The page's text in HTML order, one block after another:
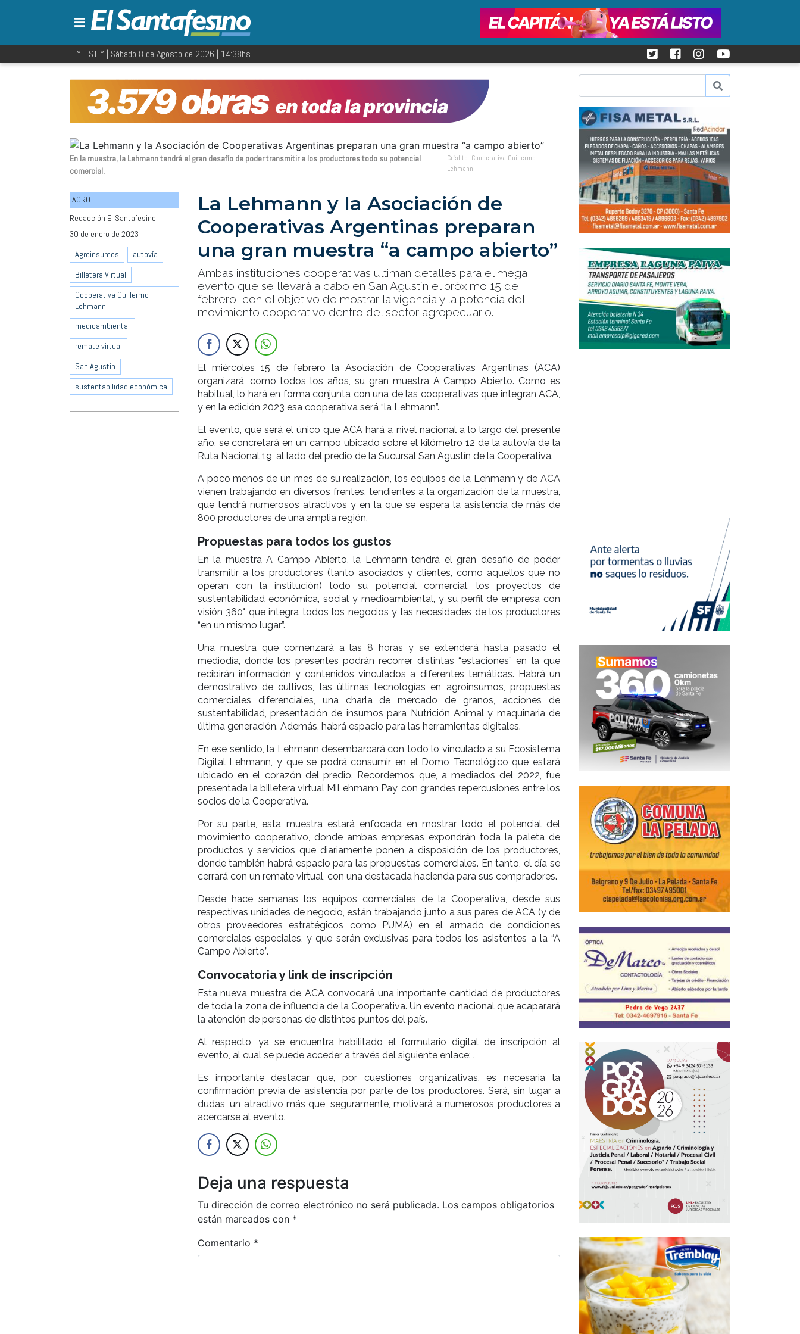
° - ST ° | Sábado 8 de Agosto de 2026 | 14:38hs
En la muestra, la Lehmann tendrá el gran desafío de poder transmitir a los productores todo su potencial
comercial.
Crédito: Cooperativa Guillermo
Lehmann
AGRO
Redacción El Santafesino
30 de enero de 2023
Agroinsumos
autovía
Billetera Virtual
Cooperativa Guillermo
Lehmann
medioambiental
remate virtual
San Agustín
sustentabilidad económica
La Lehmann y la Asociación de
Cooperativas Argentinas preparan
una gran muestra “a campo abierto”
Ambas instituciones cooperativas ultiman detalles para el mega
evento que se llevará a cabo en San Agustín el próximo 15 de
febrero, con el objetivo de mostrar la vigencia y la potencia del
movimiento cooperativo dentro del sector agropecuario.
El miércoles 15 de febrero la Asociación de Cooperativas Argentinas (ACA)
organizará, como todos los años, su gran muestra A Campo Abierto. Como es
habitual, lo hará en forma conjunta con una de las cooperativas que integran ACA,
y en la edición 2023 esa cooperativa será “la Lehmann”.
El evento, que será el único que ACA hará a nivel nacional a lo largo del presente
año, se concretará en un campo ubicado sobre el kilómetro 12 de la autovía de la
Ruta Nacional 19, al lado del predio de la Sucursal San Agustín de la Cooperativa.
A poco menos de un mes de su realización, los equipos de la Lehmann y de ACA
vienen trabajando en diversos frentes, tendientes a la organización de la muestra,
que tendrá numerosos atractivos y en la que se espera la asistencia de más de
800 productores de una amplia región.
Propuestas para todos los gustos
En la muestra A Campo Abierto, la Lehmann tendrá el gran desafío de poder
transmitir a los productores (tanto asociados y clientes, como aquellos que no
operan con la institución) todo su potencial comercial, los proyectos de
sustentabilidad económica, social y medioambiental, y su perfil de empresa con
visión 360° que integra todos los negocios y las necesidades de los productores
“en un mismo lugar”.
Una muestra que comenzará a las 8 horas y se extenderá hasta pasado el
mediodía, donde los presentes podrán recorrer distintas “estaciones” en la que
recibirán información y contenidos vinculados a diferentes temáticas. Habrá un
demostrativo de cultivos, las últimas tecnologías en agroinsumos, propuestas
comerciales diferenciales, una charla de mercado de granos, acciones de
sustentabilidad, presentación de insumos para Nutrición Animal y maquinaria de
última generación. Además, habrá espacio para las herramientas digitales.
En ese sentido, la Lehmann desembarcará con todo lo vinculado a su Ecosistema
Digital Lehmann, y que se podrá consumir en el Domo Tecnológico que estará
ubicado en el corazón del predio. Recordemos que, a mediados del 2022, fue
presentada la billetera virtual MiLehmann Pay, con grandes repercusiones entre los
socios de la Cooperativa.
Por su parte, esta muestra estará enfocada en mostrar todo el potencial del
movimiento cooperativo, donde ambas empresas expondrán toda la paleta de
productos y servicios que diariamente ponen a disposición de los productores,
donde también habrá espacio para las propuestas comerciales. En tanto, el día se
cerrará con un remate virtual, con una destacada hacienda para sus compradores.
Desde hace semanas los equipos comerciales de la Cooperativa, desde sus
respectivas unidades de negocio, están trabajando junto a sus pares de ACA (y de
otros proveedores estratégicos como PUMA) en el armado de condiciones
comerciales especiales, y que serán exclusivas para todos los asistentes a la “A
Campo Abierto”.
Convocatoria y link de inscripción
Esta nueva muestra de ACA convocará una importante cantidad de productores
de toda la zona de influencia de la Cooperativa. Un evento nacional que acaparará
la atención de personas de distintos puntos del país.
Al respecto, ya se encuentra habilitado el formulario digital de inscripción al
evento, al cual se puede acceder a través del siguiente enlace: .
Es importante destacar que, por cuestiones organizativas, es necesaria la
confirmación previa de asistencia por parte de los productores. Será, sin lugar a
dudas, un atractivo más que, seguramente, motivará a numerosos productores a
acercarse al evento.
Deja una respuesta
Tu dirección de correo electrónico no será publicada. Los campos obligatorios
están marcados con *
Comentario *